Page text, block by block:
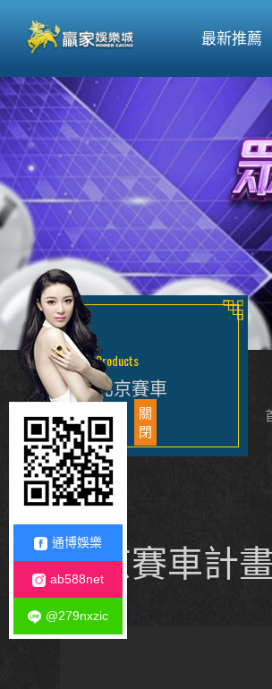
最新推薦
Products
北京賽車
北京賽車計
通博娛樂
ab588net
@279nxzic
關
閉